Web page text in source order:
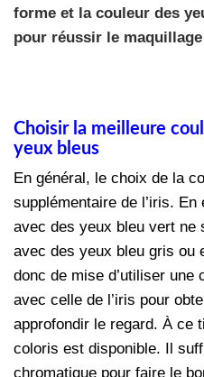
forme et la couleur des
pour réussir le
Choisir la meilleure
yeux bleus
En général, le choix de la
supplémentaire de l’iris.
avec des yeux bleu vert ne
avec des yeux bleu gris ou
donc de mise d’utiliser une
avec celle de l’iris pour
approfondir le regard. À ce
coloris est disponible. Il
chromatique pour faire le